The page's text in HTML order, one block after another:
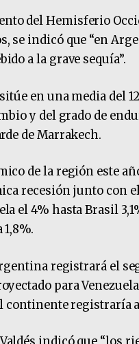
del Hemisferio
se indicó que “en
a la grave sequía”.
en una media del
y del grado de
de Marrakech.
de la región este
recesión junto con
el 4% hasta Brasil
registrará el
para
continente